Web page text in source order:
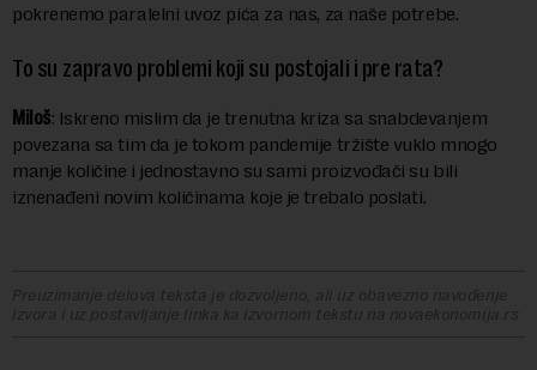
pokrenemo paralelni uvoz pića za nas, za naše potrebe.
To su zapravo problemi koji su postojali i pre rata?
Miloš: Iskreno mislim da je trenutna kriza sa snabdevanjem
povezana sa tim da je tokom pandemije tržište vuklo mnogo
manje količine i jednostavno su sami proizvođači su bili
iznenađeni novim količinama koje je trebalo poslati.
Preuzimanje delova teksta je dozvoljeno, ali uz obavezno navođenje
izvora i uz postavljanje linka ka izvornom tekstu na novaekonomija.rs